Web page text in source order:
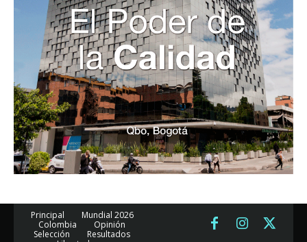
Principal
Mundial 2026
Colombia
Opinión
Selección
Resultados